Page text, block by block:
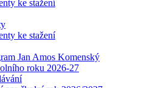
ke stažení
ke stažení
Jan Amos Komenský
roku 2026-27